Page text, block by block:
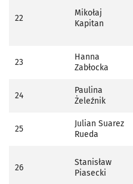
22
Mikołaj
Kapitan
23
Hanna
Zabłocka
24
Paulina
Żeleźnik
25
Julian Suarez
Rueda
26
Stanisław
Piasecki